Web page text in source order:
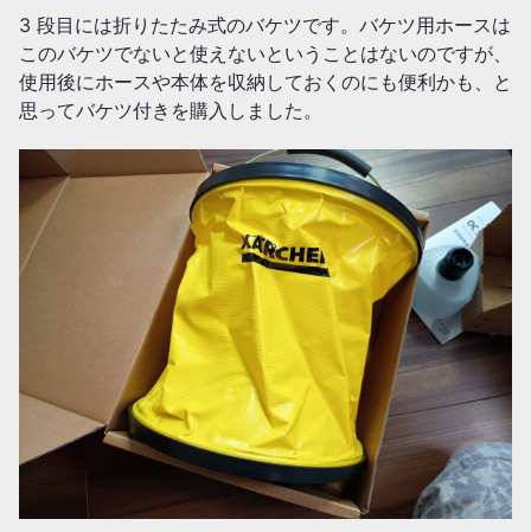
3 段目には折りたたみ式のバケツです。バケツ用ホースは
このバケツでないと使えないということはないのですが、
使用後にホースや本体を収納しておくのにも便利かも、と
思ってバケツ付きを購入しました。